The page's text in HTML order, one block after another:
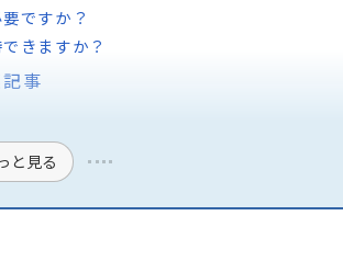
ですか？
きますか？
事
と見る